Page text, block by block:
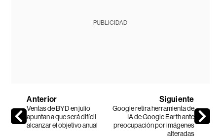
PUBLICIDAD
Anterior
Ventas de BYD en julio
apuntan a que será difícil
alcanzar el objetivo anual
Siguiente
Google retira herramienta de
IA de Google Earth ante
preocupación por imágenes
alteradas